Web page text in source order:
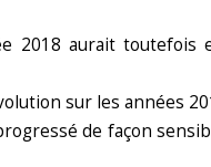
2018 aurait toutefois
sur les années
de façon